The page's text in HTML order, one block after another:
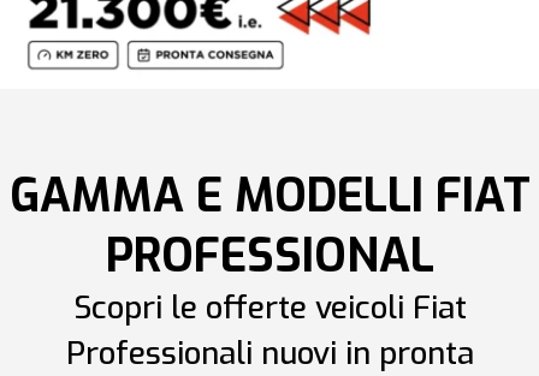
GAMMA E MODELLI FIAT
PROFESSIONAL
Scopri le offerte veicoli Fiat
Professionali nuovi in pronta